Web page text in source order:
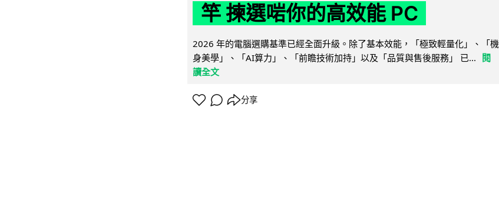
竿 揀選啱你的高效能 PC
2026 年的電腦選購基準已經全面升級。除了基本效能，「極致輕量化」、「機
身美學」、「AI算力」、「前瞻技術加持」以及「品質與售後服務」 已... 閱
讀全文
分享